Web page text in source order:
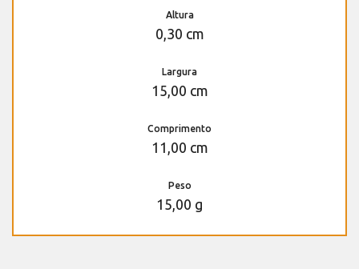
Altura
0,30 cm
Largura
15,00 cm
Comprimento
11,00 cm
Peso
15,00 g